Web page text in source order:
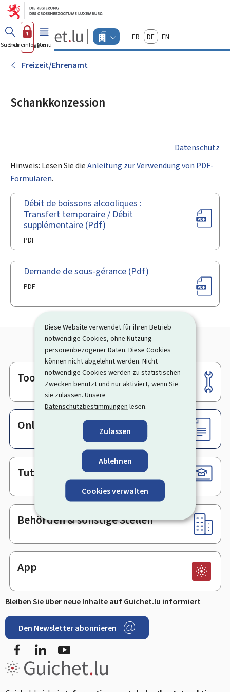
Diese Website verwendet für ihren Betrieb
notwendige Cookies, ohne Nutzung
personenbezogener Daten. Diese Cookies
können nicht abgelehnt werden. Nicht
notwendige Cookies werden zu statistischen
Zwecken benutzt und nur aktiviert, wenn Sie
sie zulassen. Unsere
Datenschutzbestimmungen lesen.
Zulassen
Ablehnen
Cookies verwalten
Zum Hauptmenü
Zum Inhalt
Guichet.lu
Changer
d'espace
FrançaisDeutschEnglish
Suchen
Sich einloggen
Menü Haupt-
Freizeit/Ehrenamt
Schankkonzession
Datenschutz
Hinweis: Lesen Sie dieAnleitung zur Verwendung von PDF-
Formularen.
Débit de boissons alcooliques :
Transfert temporaire / Débit
supplémentaire (Pdf)
PDF
Demande de sous-gérance (Pdf)
PDF
Footer
Tools
Online-Dienste & Formulare
Tutorials
Behörden & sonstige Stellen
App
Bleiben Sie über neue Inhalte auf Guichet.lu informiert
Den Newsletter abonnieren
FacebookLinkedIn